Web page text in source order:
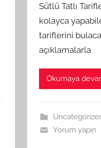
Sütlü Tatlı
kolayca
tariflerini
açıklamalarla
Okumaya
Yorum yapın